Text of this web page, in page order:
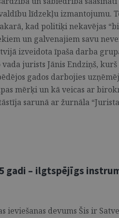
līdzekļu izmantojumu.
kad politiķi nekavējas
un galvenajiem savu
izveidota īpaša darba
jurists Jānis Endziņš,
gados darbojies
mērķi un kā veicas ar
sarunā ar žurnāla
gadi – ilgtspējīgs
ieviešanas devums Šis ir